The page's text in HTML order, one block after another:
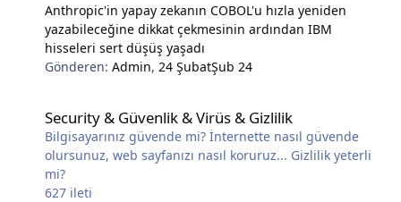
Anthropic'in yapay zekanın COBOL'u hızla yeniden
yazabileceğine dikkat çekmesinin ardından IBM
hisseleri sert düşüş yaşadı
Gönderen:Admin, 24 ŞubatŞub 24
Security & Güvenlik & Virüs & Gizlilik
Bilgisayarınız güvende mi? İnternette nasıl güvende
olursunuz, web sayfanızı nasıl koruruz... Gizlilik yeterli
mi?
627 ileti